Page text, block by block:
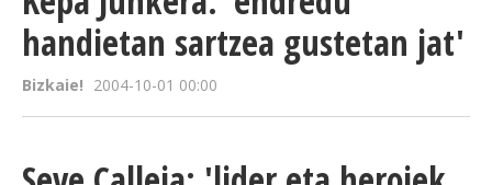
handietan sartzea gustetan jat'
Bizkaie! 2004-10-01 00:00